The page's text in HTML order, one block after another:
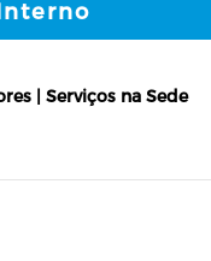
| Serviços na Sede